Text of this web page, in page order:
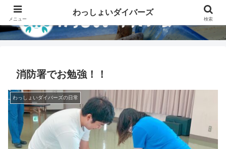
消防署でお勉強！！
わっしょいダイバーズの日常
メニュー
わっしょいダイバーズ
検索